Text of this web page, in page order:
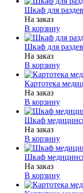
Шкаф для
На заказ
В корзину
Шкаф для
На заказ
В корзину
Картотека
На заказ
В корзину
Шкаф
На заказ
В корзину
Шкаф
На заказ
В корзину